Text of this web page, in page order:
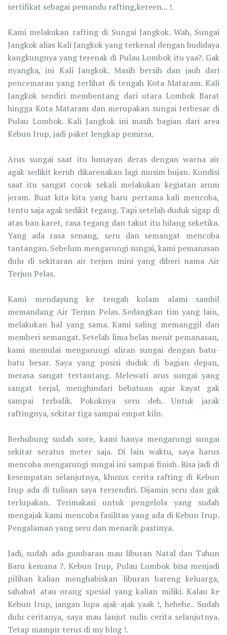
sertifikat sebagai pemandu rafting,kereen... !.
Kami melakukan rafting di Sungai Jangkok. Wah, Sungai
Jangkok alias Kali Jangkok yang terkenal dengan budidaya
kangkungnya yang terenak di Pulau Lombok itu yaa?. Gak
nyangka, ini Kali Jangkok. Masih bersih dan jauh dari
pencemaran yang terlihat di tengah Kota Mataram. Kali
Jangkok sendiri membentang dari utara Lombok Barat
hingga Kota Mataram dan merupakan sungai terbesar di
Pulau Lombok. Kali Jangkok ini masih bagian dari area
Kebun Irup, jadi paket lengkap pemirsa.
Arus sungai saat itu lumayan deras dengan warna air
agak sedikit keruh dikarenakan lagi musim hujan. Kondisi
saat itu sangat cocok sekali melakukan kegiatan arum
jeram. Buat kita-kita yang baru pertama kali mencoba,
tentu saja agak sedikit tegang. Tapi setelah duduk sigap di
atas ban karet, rasa tegang dan takut itu hilang seketika.
Yang ada rasa senang, seru dan semangat mencoba
tantangan. Sebelum mengarungi sungai, kami pemanasan
dulu di sekitaran air terjun mini yang diberi nama Air
Terjun Pelas.
Kami mendayung ke tengah kolam alami sambil
memandang Air Terjun Pelas. Sedangkan tim yang lain,
melakukan hal yang sama. Kami saling memanggil dan
memberi semangat. Setelah lima belas menit pemanasan,
kami memulai mengarungi aliran sungai dengan batu-
batu besar. Saya yang posisi duduk di bagian depan,
merasa sangat tertantang. Melewati arus sungai yang
sangat terjal, menghindari bebatuan agar kayat gak
sampai terbalik. Pokoknya seru deh. Untuk jarak
raftingnya, sekitar tiga sampai empat kilo.
Berhubung sudah sore, kami hanya mengarungi sungai
sekitar seratus meter saja. Di lain waktu, saya harus
mencoba mengarungi sungai ini sampai finish. Bisa jadi di
kesempatan selanjutnya, khusus cerita rafting di Kebun
Irup ada di tulisan saya tersendiri. Dijamin seru dan gak
terlupakan. Terimakasi untuk pengelola yang sudah
mengajak kami mencoba fasilitas yang ada di Kebun Irup.
Pengalaman yang seru dan menarik pastinya.
Jadi, sudah ada gambaran mau liburan Natal dan Tahun
Baru kemana ?. Kebun Irup, Pulau Lombok bisa menjadi
pilihan kalian menghabiskan liburan bareng keluarga,
sahabat atau orang spesial yang kalian miliki. Kalau ke
Kebun Irup, jangan lupa ajak-ajak yaak !, hehehe.. Sudah
dulu ceritanya, saya mau lanjut nulis cerita selanjutnya.
Tetap mampir terus di my blog !.